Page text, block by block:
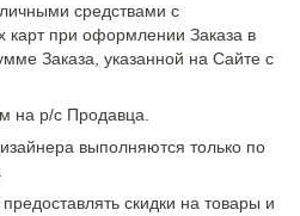
средствами с
карт при оформлении Заказа в
Заказа, указанной на Сайте с
на р/с Продавца.
выполняются только по
скидки на товары и